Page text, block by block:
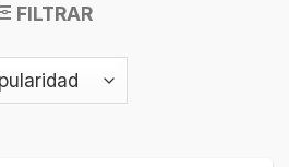
FILTRAR